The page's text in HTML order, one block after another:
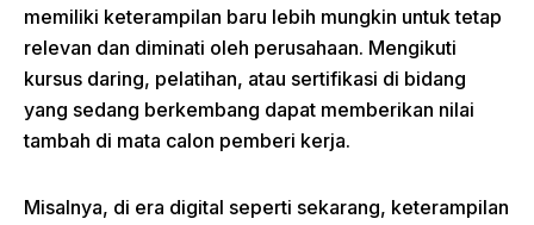
memiliki keterampilan baru lebih mungkin untuk tetap
relevan dan diminati oleh perusahaan. Mengikuti
kursus daring, pelatihan, atau sertifikasi di bidang
yang sedang berkembang dapat memberikan nilai
tambah di mata calon pemberi kerja.
Misalnya, di era digital seperti sekarang, keterampilan